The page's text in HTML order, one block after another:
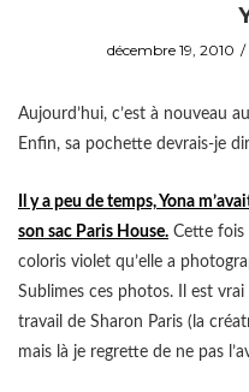
décembre 19, 2010
Aujourd’hui, c’est à nouveau
Enfin, sa pochette devrais-je
Il y a peu de temps, Yona
son sac Paris House. Cette fois
coloris violet qu’elle a
Sublimes ces photos. Il est
travail de Sharon Paris (la
mais là je regrette de ne pas